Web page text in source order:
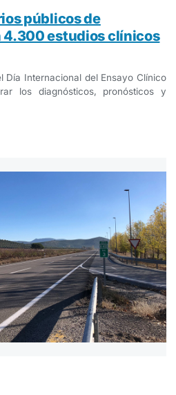
públicos de
4.300 estudios clínicos
Día Internacional del Ensayo Clínico
los diagnósticos, pronósticos y